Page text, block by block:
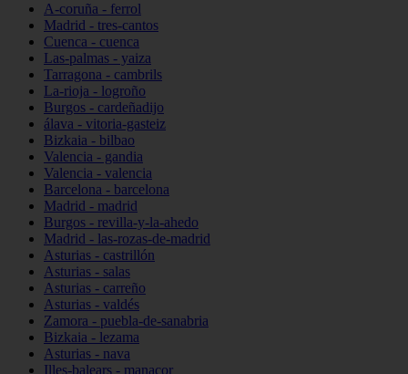
A-coruña - ferrol
Madrid - tres-cantos
Cuenca - cuenca
Las-palmas - yaiza
Tarragona - cambrils
La-rioja - logroño
Burgos - cardeñadijo
álava - vitoria-gasteiz
Bizkaia - bilbao
Valencia - gandia
Valencia - valencia
Barcelona - barcelona
Madrid - madrid
Burgos - revilla-y-la-ahedo
Madrid - las-rozas-de-madrid
Asturias - castrillón
Asturias - salas
Asturias - carreño
Asturias - valdés
Zamora - puebla-de-sanabria
Bizkaia - lezama
Asturias - nava
Illes-balears - manacor